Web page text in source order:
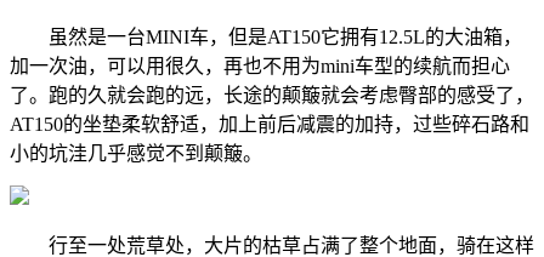
虽然是一台MINI车，但是AT150它拥有12.5L的大油箱，
加一次油，可以用很久，再也不用为mini车型的续航而担心
了。跑的久就会跑的远，长途的颠簸就会考虑臀部的感受了，
AT150的坐垫柔软舒适，加上前后减震的加持，过些碎石路和
小的坑洼几乎感觉不到颠簸。
行至一处荒草处，大片的枯草占满了整个地面，骑在这样